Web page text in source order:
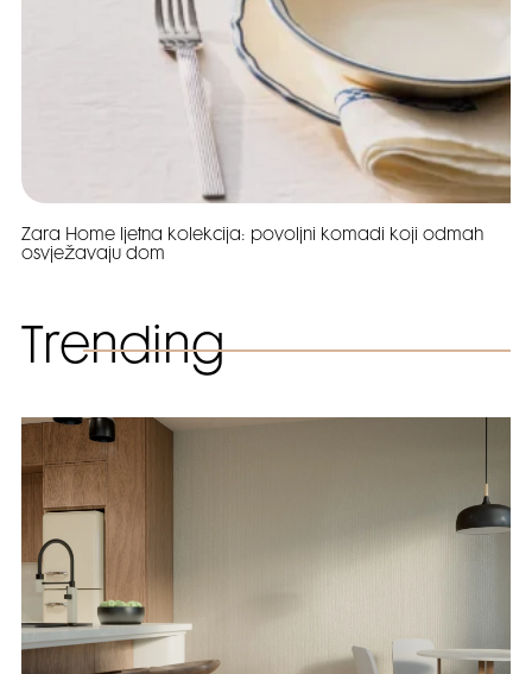
Zara Home ljetna kolekcija: povoljni komadi koji odmah
osvježavaju dom
Trending